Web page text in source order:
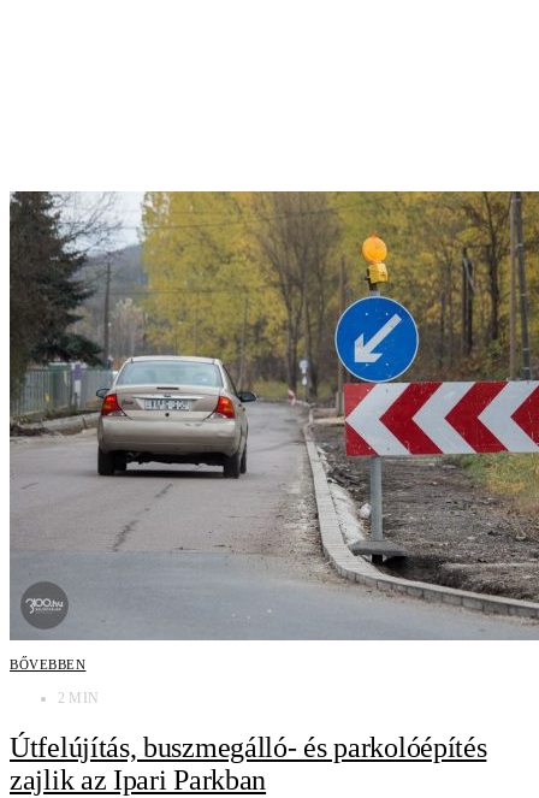
BŐVEBBEN
2 MIN
Útfelújítás, buszmegálló- és parkolóépítés
zajlik az Ipari Parkban